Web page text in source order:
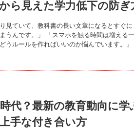
ら見えた学力低下の防ぎ
見ていて、教科書の長い文章になるとすぐに
うんです。」 「スマホを触る時間は増える
うルールを作ればいいのか悩んでいます。」
代？最新の教育動向に学
手な付き合い方